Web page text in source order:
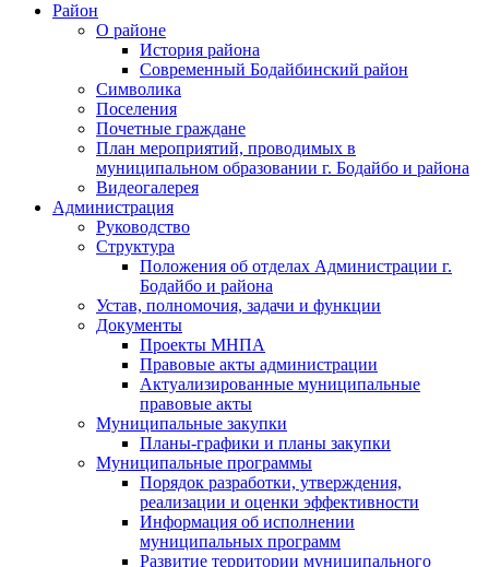
Район
О районе
История района
Современный Бодайбинский район
Символика
Поселения
Почетные граждане
План мероприятий, проводимых в
муниципальном образовании г. Бодайбо и района
Видеогалерея
Администрация
Руководство
Структура
Положения об отделах Администрации г.
Бодайбо и района
Устав, полномочия, задачи и функции
Документы
Проекты МНПА
Правовые акты администрации
Актуализированные муниципальные
правовые акты
Муниципальные закупки
Планы-графики и планы закупки
Муниципальные программы
Порядок разработки, утверждения,
реализации и оценки эффективности
Информация об исполнении
муниципальных программ
Развитие территории муниципального